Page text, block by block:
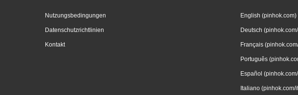
Nutzungsbedingungen
Datenschutzrichtlinien
Kontakt
English (pinhok.com)
Deutsch
Français
Português
Español
Italiano (pinhok.com/